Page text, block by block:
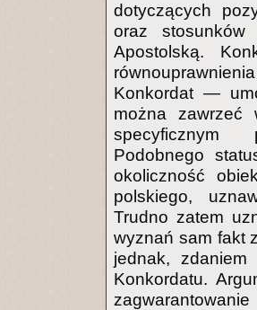
dotyczących
oraz
Apostolską.
Konkordat —
można zawrzeć
specyficznym
Podobnego
okoliczność
polskiego,
Trudno zatem
wyznań sam fakt
jednak,
Konkordatu.